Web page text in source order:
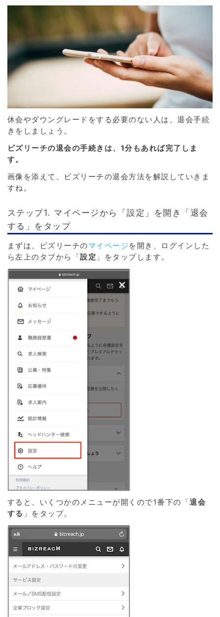
休会やダウングレードをする必要のない人は、退会手続
きをしましょう。
ビズリーチの退会の手続きは、1分もあれば完了しま
す。
画像を添えて、ビズリーチの退会方法を解説していきま
すね。
ステップ1. マイページから「設定」を開き「退会
する」をタップ
まずは、ビズリーチのマイページ を開き、ログインした
ら左上のタブから「設定 」をタップします。
すると、いくつかのメニューが開くので1番下の「退会
する 」をタップ。